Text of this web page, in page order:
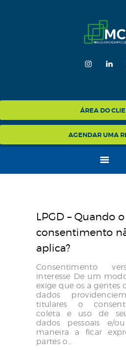
ÁREA DO
AGENDAR UMA
NA MÍDIA
BLOG
CONTATO
LPGD – Quando o
consentimento
aplica?
Consentimento
interesse De um
exige que os a gentes
dados
titulares o
coleta e uso de
dados pessoais e/
maneira a ficar
partes o…